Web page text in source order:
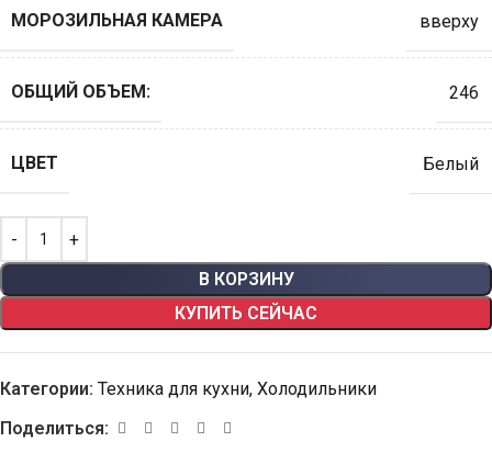
МОРОЗИЛЬНАЯ КАМЕРА вверху
ОБЩИЙ ОБЪЕМ: 246
ЦВЕТ Белый
В КОРЗИНУ
КУПИТЬ СЕЙЧАС
Категории: Техника для кухни, Холодильники
Поделиться: